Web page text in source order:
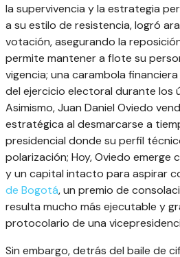
la supervivencia y la estrategia
a su estilo de resistencia, logró
votación, asegurando la
permite mantener a flote su
vigencia; una carambola
del ejercicio electoral durante los
Asimismo, Juan Daniel Oviedo
estratégica al desmarcarse a
presidencial donde su perfil
polarización; Hoy, Oviedo emerge
y un capital intacto para aspirar
de Bogotá, un premio de
resulta mucho más ejecutable y
protocolario de una
Sin embargo, detrás del baile de